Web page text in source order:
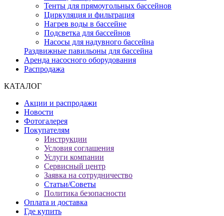
Тенты для прямоугольных бассейнов
Циркуляция и фильтрация
Нагрев воды в бассейне
Подсветка для бассейнов
Насосы для надувного бассейна
Раздвижные павильоны для бассейна
Аренда насосного оборудования
Распродажа
КАТАЛОГ
Акции и распродажи
Новости
Фотогалерея
Покупателям
Инструкции
Условия соглашения
Услуги компании
Сервисный центр
Заявка на сотрудничество
Статьи/Советы
Политика безопасности
Оплата и доставка
Где купить